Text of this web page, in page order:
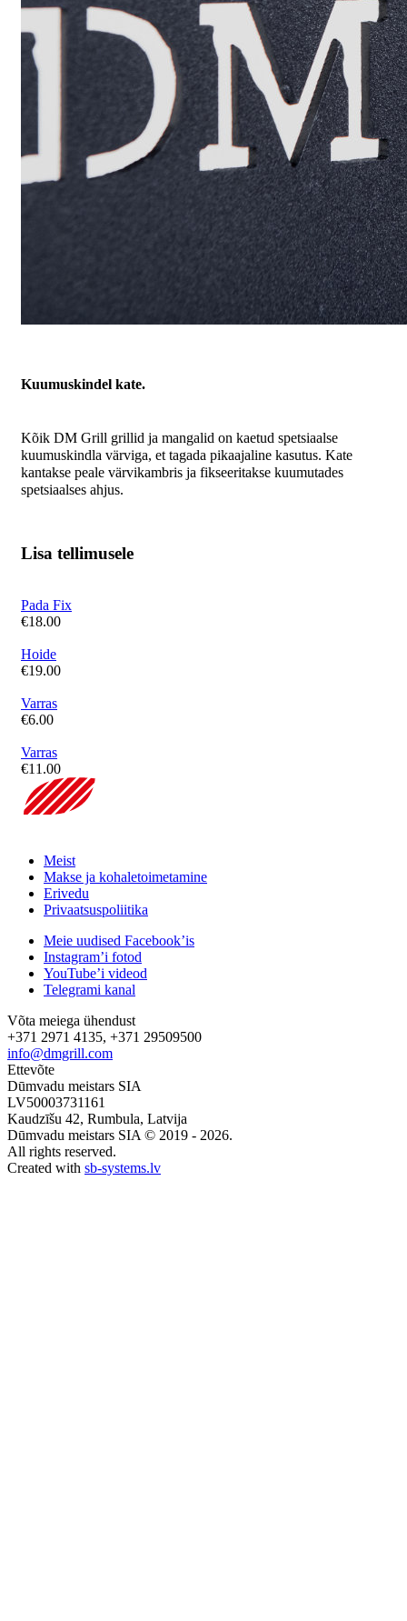
Kuumuskindel kate.
Kõik DM Grill grillid ja mangalid on kaetud spetsiaalse
kuumuskindla värviga, et tagada pikaajaline kasutus. Kate
kantakse peale värvikambris ja fikseeritakse kuumutades
spetsiaalses ahjus.
Lisa tellimusele
Pada Fix
€18.00
Hoide
€19.00
Varras
€6.00
Varras
€11.00
Meist
Makse ja kohaletoimetamine
Erivedu
Privaatsuspoliitika
Meie uudised Facebook’is
Instagram’i fotod
YouTube’i videod
Telegrami kanal
Võta meiega ühendust
+371 2971 4135, +371 29509500
info@dmgrill.com
Ettevõte
Dūmvadu meistars SIA
LV50003731161
Kaudzīšu 42, Rumbula, Latvija
Dūmvadu meistars SIA © 2019 - 2026.
All rights reserved.
Created with sb-systems.lv